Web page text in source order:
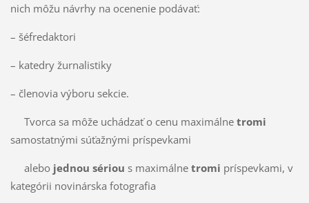
nich môžu návrhy na ocenenie podávať:
– šéfredaktori
– katedry žurnalistiky
– členovia výboru sekcie.
Tvorca sa môže uchádzať o cenu maximálne tromi
samostatnými súťažnými príspevkami
alebo jednou sériou s maximálne tromi príspevkami, v
kategórii novinárska fotografia